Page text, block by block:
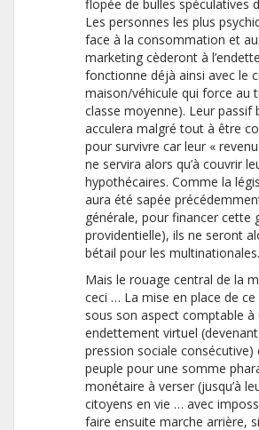
flopée de bulles spéculatives
Les personnes les plus
face à la consommation et
marketing cèderont à
fonctionne déjà ainsi avec le
maison/véhicule qui force au
classe moyenne). Leur passif
acculera malgré tout à être
pour survivre car leur «
ne servira alors qu’à couvrir
hypothécaires. Comme la
aura été sapée
générale, pour financer cette
providentielle), ils ne seront
bétail pour les multinationales.
Mais le rouage central de la
ceci … La mise en place de
sous son aspect comptable à
endettement virtuel
pression sociale consécutive)
peuple pour une somme
monétaire à verser (jusqu’à
citoyens en vie … avec
faire ensuite marche arrière,